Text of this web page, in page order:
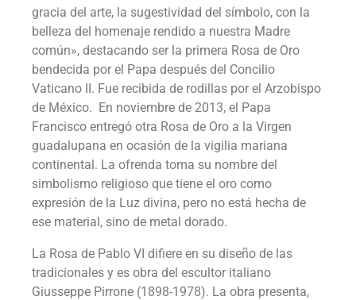
gracia del arte, la sugestividad del símbolo, con la
belleza del homenaje rendido a nuestra Madre
común», destacando ser la primera Rosa de Oro
bendecida por el Papa después del Concilio
Vaticano II. Fue recibida de rodillas por el Arzobispo
de México. En noviembre de 2013, el Papa
Francisco entregó otra Rosa de Oro a la Virgen
guadalupana en ocasión de la vigilia mariana
continental. La ofrenda toma su nombre del
simbolismo religioso que tiene el oro como
expresión de la Luz divina, pero no está hecha de
ese material, sino de metal dorado.
La Rosa de Pablo VI difiere en su diseño de las
tradicionales y es obra del escultor italiano
Giusseppe Pirrone (1898-1978). La obra presenta,